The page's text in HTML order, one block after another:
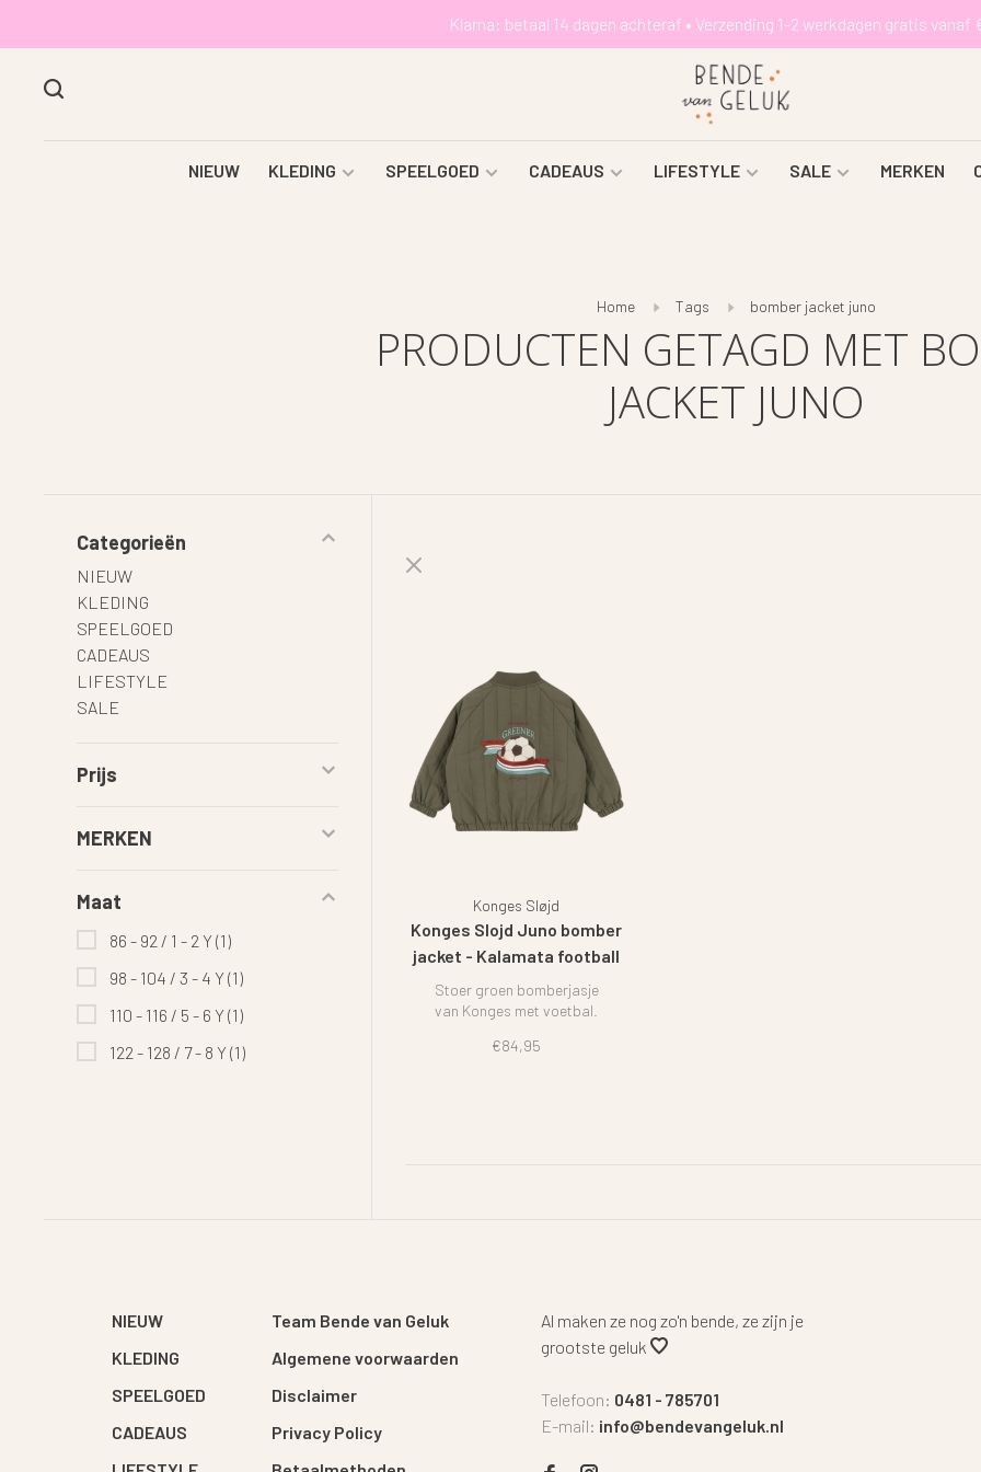
Klarna: betaal 14 dagen achteraf • Verzending 1-2 werkdagen gratis vanaf
NIEUW KLEDING SPEELGOED CADEAUS LIFESTYLE SALE MERKEN
Home Tags bomber jacket juno
PRODUCTEN GETAGD MET
JACKET JUNO
Categorieën
NIEUW
KLEDING
SPEELGOED
CADEAUS
LIFESTYLE
SALE
Prijs
MERKEN
Maat
86 - 92 / 1 - 2 Y (1)
98 - 104 / 3 - 4 Y (1)
110 - 116 / 5 - 6 Y (1)
122 - 128 / 7 - 8 Y (1)
Konges Sløjd
Konges Slojd Juno bomber
jacket - Kalamata football
Stoer groen bomberjasje
van Konges met voetbal.
€84,95
NIEUW
KLEDING
SPEELGOED
CADEAUS
Team Bende van Geluk
Algemene voorwaarden
Disclaimer
Privacy Policy
Al maken ze nog zo'n bende, ze zijn je
grootste geluk
Telefoon: 0481 - 785701
E-mail: info@bendevangeluk.nl